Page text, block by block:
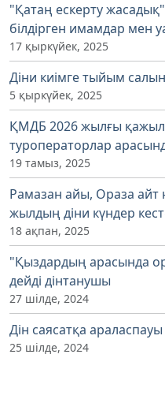
"Қатаң ескерту
білдірген имамдар мен
17 қыркүйек, 2025
Діни киімге тыйым
5 қыркүйек, 2025
ҚМДБ 2026 жылғы
туроператорлар
19 тамыз, 2025
Рамазан айы, Ораза айт
жылдың діни күндер
18 ақпан, 2025
"Қыздардың арасында
дейді дінтанушы
27 шілде, 2024
Дін саясатқа
25 шілде, 2024